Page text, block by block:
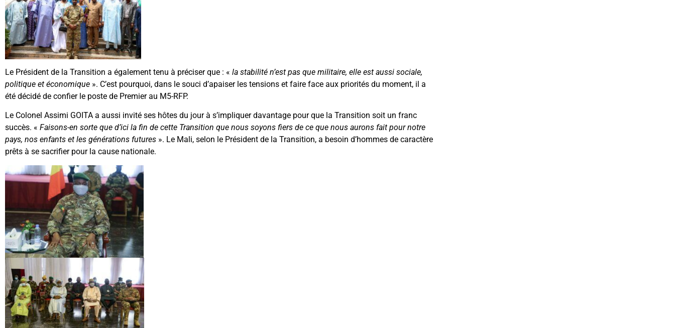
Le Président de la Transition a également tenu à préciser que : « la stabilité n’est pas que militaire, elle est aussi sociale,
politique et économique ». C’est pourquoi, dans le souci d’apaiser les tensions et faire face aux priorités du moment, il a
été décidé de confier le poste de Premier au M5-RFP.
Le Colonel Assimi GOITA a aussi invité ses hôtes du jour à s’impliquer davantage pour que la Transition soit un franc
succès. « Faisons-en sorte que d’ici la fin de cette Transition que nous soyons fiers de ce que nous aurons fait pour notre
pays, nos enfants et les générations futures ». Le Mali, selon le Président de la Transition, a besoin d’hommes de caractère
prêts à se sacrifier pour la cause nationale.